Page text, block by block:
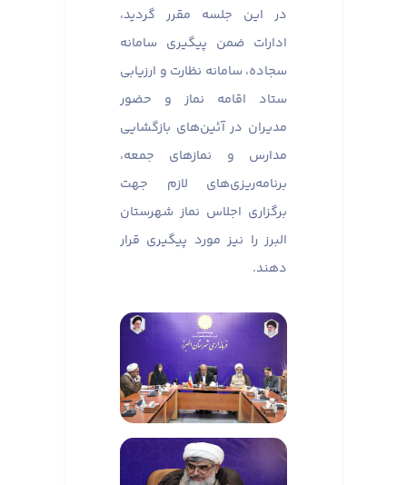
در این جلسه مقرر گردید،
ادارات ضمن پیگیری سامانه
سجاده، سامانه نظارت و ارزیابی
ستاد اقامه نماز و حضور
مدیران در آئین‌های بازگشایی
مدارس و نماز‌های جمعه،
برنامه‌ریزی‌های لازم جهت
برگزاری اجلاس نماز شهرستان
البرز را نیز مورد پیگیری قرار
دهند.